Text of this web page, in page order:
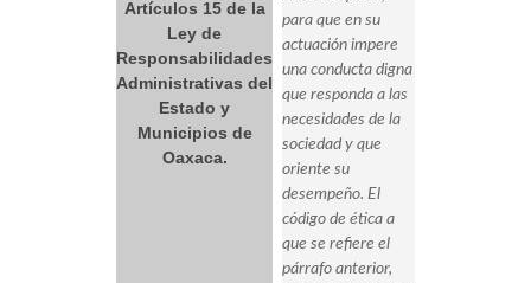
Artículos 15 de la
Ley de
Responsabilidades
Administrativas del
Estado y
Municipios de
Oaxaca.
para que en su
actuación impere
una conducta digna
que responda a las
necesidades de la
sociedad y que
oriente su
desempeño. El
código de ética a
que se refiere el
párrafo anterior,